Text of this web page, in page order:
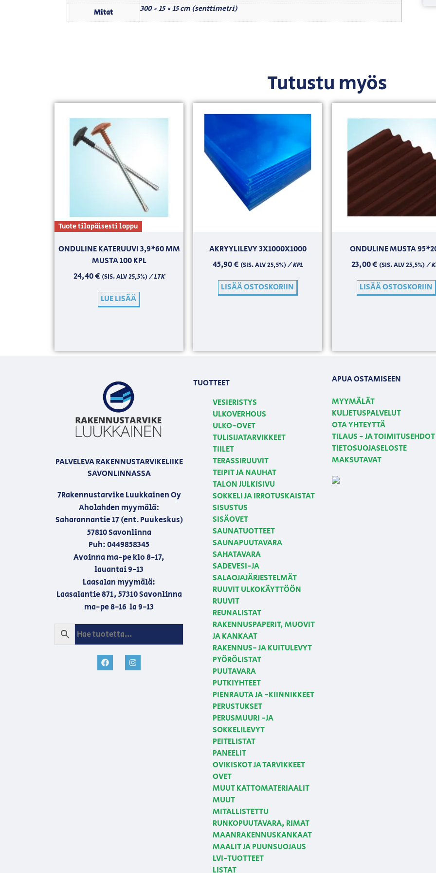
Mitat 300 × 15 × 15 cm (senttimetri)
Tutustu myös
Tuote tilapäisesti loppu
ONDULINE KATERUUVI 3,9*60 MM
MUSTA 100 KPL
24,40€ (SIS. ALV 25,5%)/ LTK
LUE LISÄÄ
AKRYYLILEVY 3X1000X1000
45,90€ (SIS. ALV 25,5%)/ KPL
LISÄÄ OSTOSKORIIN
ONDULINE MUSTA
23,00€ (SIS. ALV 25,5%)/
LISÄÄ OSTOSKORIIN
PALVELEVA RAKENNUSTARVIKELIIKE
SAVONLINNASSA
7Rakennustarvike Luukkainen Oy
Aholahden myymälä:
Saharannantie 17 (ent. Puukeskus)
57810 Savonlinna
Puh: 0449858345
Avoinna ma-pe klo 8-17,
lauantai 9-13
Laasalan myymälä:
Laasalantie 871, 57310 Savonlinna
ma-pe 8-16 la 9-13
TUOTTEET
VESIERISTYS
ULKOVERHOUS
ULKO-OVET
TULISIJATARVIKKEET
TIILET
TERASSIRUUVIT
TEIPIT JA NAUHAT
TALON JULKISIVU
SOKKELI JA IRROTUSKAISTAT
SISUSTUS
SISÄOVET
SAUNATUOTTEET
SAUNAPUUTAVARA
SAHATAVARA
SADEVESI-JA
SALAOJAJÄRJESTELMÄT
RUUVIT ULKOKÄYTTÖÖN
RUUVIT
REUNALISTAT
RAKENNUSPAPERIT, MUOVIT
JA KANKAAT
RAKENNUS- JA KUITULEVYT
PYÖRÖLISTAT
PUUTAVARA
PUTKIYHTEET
PIENRAUTA JA -KIINNIKKEET
PERUSTUKSET
PERUSMUURI -JA
SOKKELILEVYT
PEITELISTAT
PANEELIT
OVIKISKOT JA TARVIKKEET
OVET
MUUT KATTOMATERIAALIT
MUUT
MITALLISTETTU
RUNKOPUUTAVARA, RIMAT
MAANRAKENNUSKANKAAT
MAALIT JA PUUNSUOJAUS
LVI-TUOTTEET
LISTAT
APUA OSTAMISEEN
MYYMÄLÄT
KULJETUSPALVELUT
OTA YHTEYTTÄ
TILAUS - JA TOIMITUSEHDOT
TIETOSUOJASELOSTE
MAKSUTAVAT